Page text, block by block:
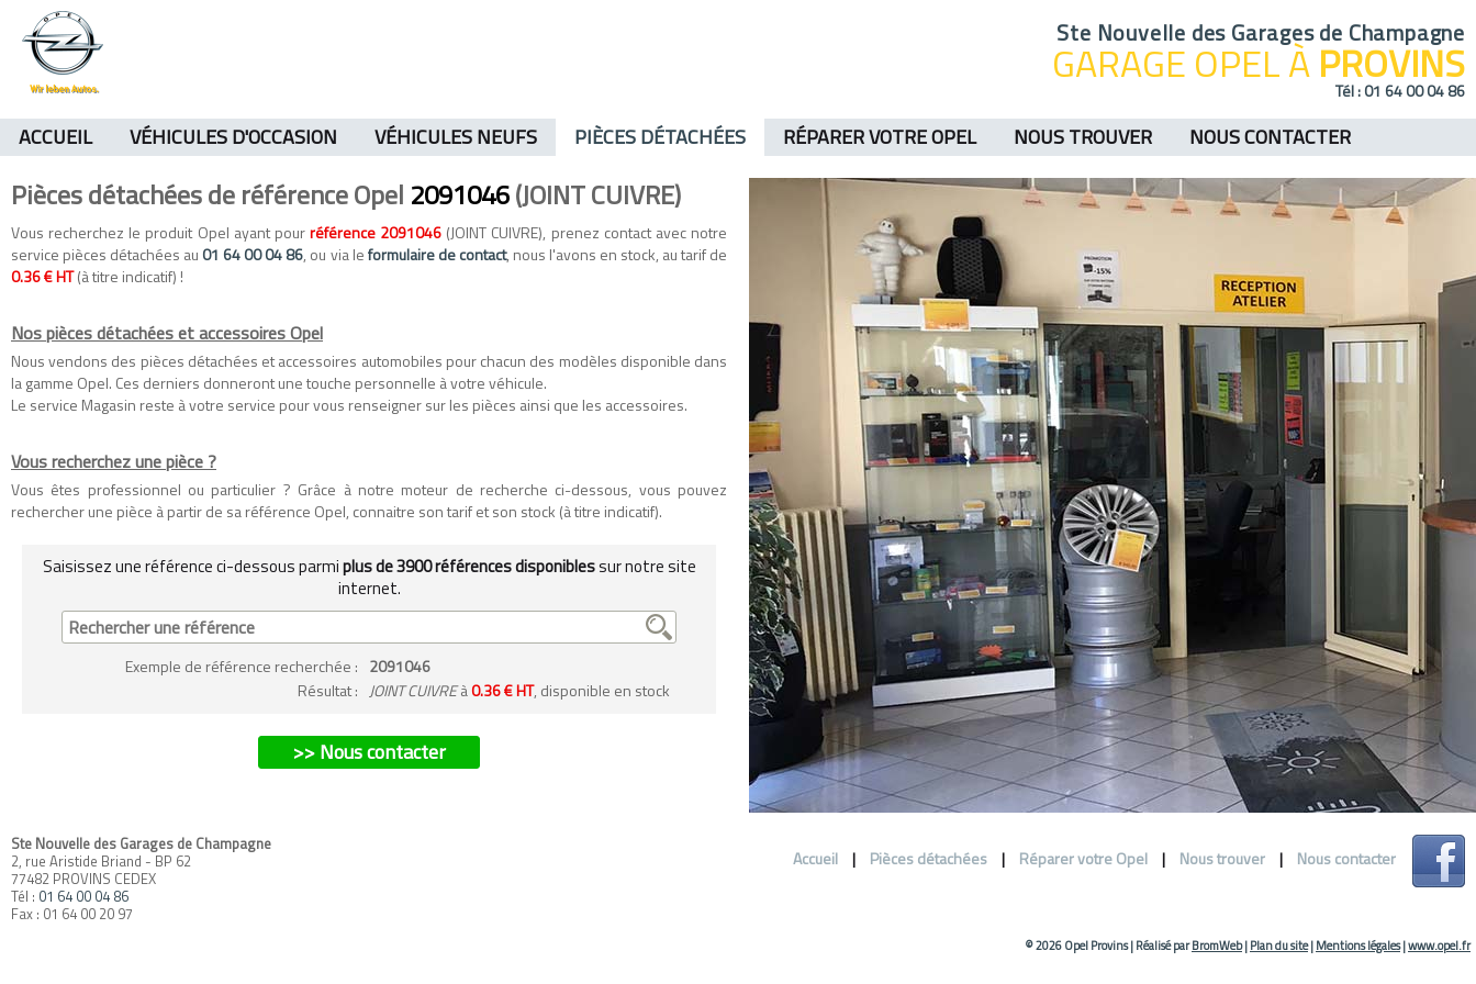
Ste Nouvelle des Garages de Champagne
GARAGE OPEL ÀPROVINS
Tél :01 64 00 04 86
ACCUEIL VÉHICULES D'OCCASION VÉHICULES NEUFS PIÈCES DÉTACHÉES RÉPARER VOTRE OPEL NOUS TROUVER NOUS CONTACTER
Pièces détachées de référence Opel 2091046(JOINT CUIVRE)
Vous recherchez le produit Opel ayant pourréférence 2091046 (JOINT CUIVRE), prenez contact avec notre
service pièces détachées au 01 64 00 04 86, ou via leformulaire de contact, nous l'avons en stock, au tarif de
0.36 € HT(à titre indicatif) !
Nos pièces détachées et accessoires Opel
Nous vendons des pièces détachées etaccessoires automobiles pour chacun des modèles disponible dans
la gamme Opel. Ces derniers donneront une touche personnelle à votre véhicule.
Le service Magasin reste à votre service pour vous renseigner sur les pièces ainsi que les accessoires.
Vous recherchez une pièce ?
Vous êtes professionnel ou particulier ? Grâce à notre moteur de recherche ci-dessous, vous pouvez
rechercher une pièce à partir de sa référence Opel, connaitre son tarif et son stock (à titre indicatif).
Saisissez une référence ci-dessous parmiplus de 3900 références disponiblessur notre site
internet.
Exemple de référence recherchée : 2091046
Résultat : JOINT CUIVREà0.36 € HT, disponible en stock
>> Nous contacter
Ste Nouvelle des Garages de Champagne
2, rue Aristide Briand - BP 62
77482 PROVINS CEDEX
Tél : 01 64 00 04 86
Fax : 01 64 00 20 97
Accueil | Pièces détachées | Réparer votre Opel | Nous trouver | Nous contacter
© 2026 Opel Provins|Réalisé parBromWeb|Plan du site|Mentions légales|www.opel.fr